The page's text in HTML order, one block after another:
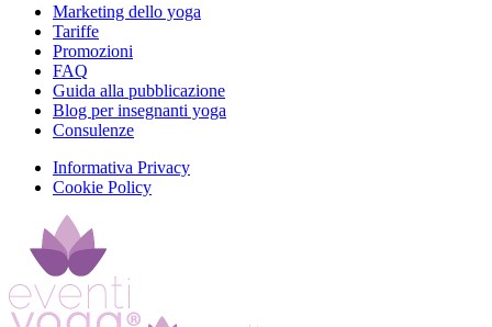
Marketing dello yoga
Tariffe
Promozioni
FAQ
Guida alla pubblicazione
Blog per insegnanti yoga
Consulenze
Informativa Privacy
Cookie Policy